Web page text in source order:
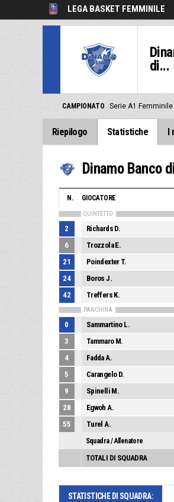
LEGA BASKET FEMMINILE
di...
CAMPIONATO Serie A1 Femminile
Riepilogo Statistiche I
Dinamo Banco
N. GIOCATORE
QUINTETTO
2 Richards D.
6 Trozzola E.
21 Poindexter T.
24 Boros J.
42 Treffers K.
PANCHINA
0 Sammartino L.
3 Tammaro M.
4 Fadda A.
5 Carangelo D.
9 Spinelli M.
28 Egwoh A.
55 Turel A.
Squadra / Allenatore
TOTALI DI SQUADRA
STATISTICHE DI SQUADRA: